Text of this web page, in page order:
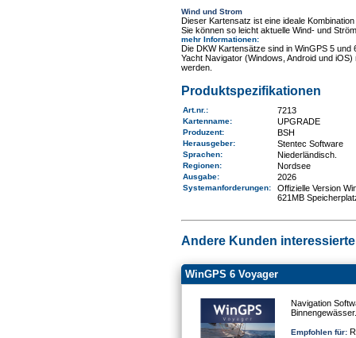
Wind und Strom
Dieser Kartensatz ist eine ideale
Sie können so leicht aktuelle Wind- und
mehr Informationen:
Die DKW Kartensätze sind in WinGPS 5
Yacht Navigator (Windows, Android und
werden.
Produktspezifikationen
Art.nr. : 7213
Kartenname: UPGRADE
Produzent: BSH
Herausgeber: Stentec Software
Sprachen: Niederländisch.
Regionen: Nordsee
Ausgabe: 2026
Systemanforderungen:
Offizielle Version
621MB
Andere Kunden
WinGPS 6 Voyager
Navigation
Binnengewässer.
Empfohlen für: